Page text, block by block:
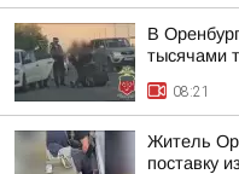
В
тысячами
08:21
Житель
поставку